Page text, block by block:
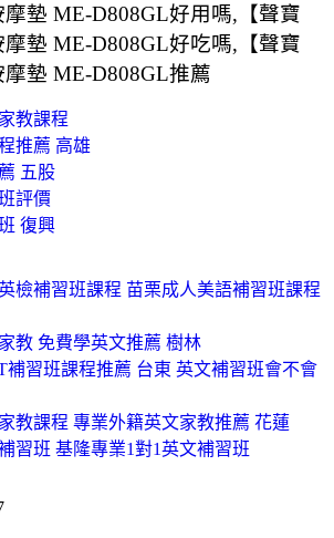
墊 ME-D808GL好用嗎,【聲寶
墊 ME-D808GL好吃嗎,【聲寶
墊 ME-D808GL推薦
教課程
推薦 高雄
五股
評價
復興
檢補習班課程 苗栗成人美語補習班課程
教 免費學英文推薦 樹林
補習班課程推薦 台東 英文補習班會不會
教課程 專業外籍英文家教推薦 花蓮
習班 基隆專業1對1英文補習班